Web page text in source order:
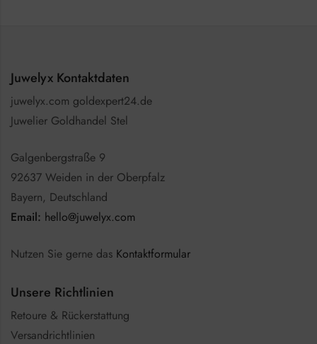
Juwelyx Kontaktdaten
juwelyx.com goldexpert24.de
Juwelier Goldhandel Stel
Galgenbergstraße 9
92637 Weiden in der Oberpfalz
Bayern, Deutschland
Email: hello@juwelyx.com
Nutzen Sie gerne das Kontaktformular
Unsere Richtlinien
Retoure & Rückerstattung
Versandrichtlinien